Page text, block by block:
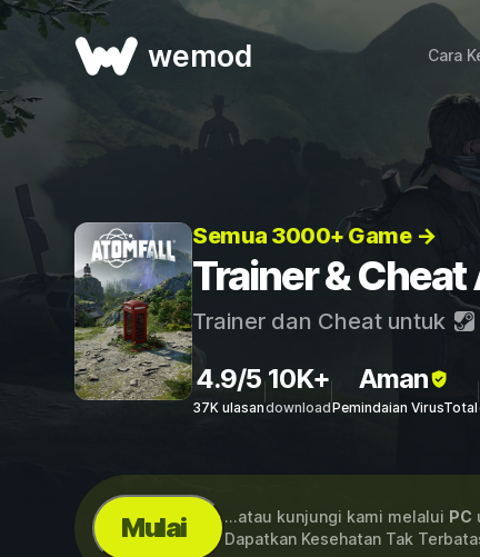
wemod Cara
Semua 3000+ Game →
Trainer &
Trainer dan Cheat untuk
4.9/5
37K ulasan
10K+
download
Aman
Pemindaian VirusTotal
Mulai ...atau kunjungi kami melalui PC
Dapatkan Kesehatan Tak